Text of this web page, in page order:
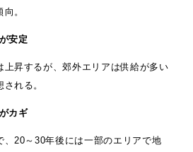
。
安定
上昇するが、郊外エリアは供給が多い
れる。
カギ
、20～30年後には一部のエリアで地